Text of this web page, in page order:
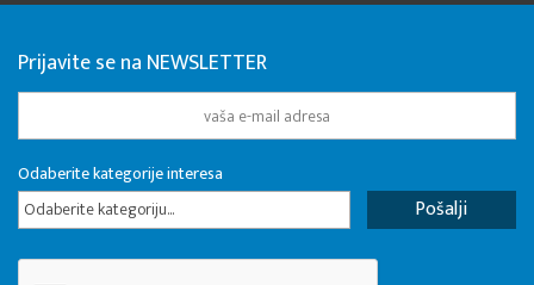
Prijavite se na NEWSLETTER
Odaberite kategorije interesa
Odaberite kategoriju...